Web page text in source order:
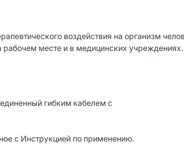
воздействия на организм
месте и в медицинских учреждениях.
гибким кабелем с
с Инструкцией по применению.